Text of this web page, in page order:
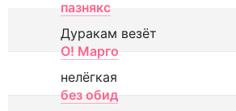
пазнякс
Дуракам везёт
О! Марго
нелёгкая
без обид